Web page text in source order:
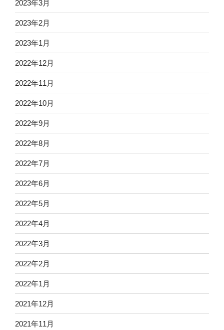
2023年3月
2023年2月
2023年1月
2022年12月
2022年11月
2022年10月
2022年9月
2022年8月
2022年7月
2022年6月
2022年5月
2022年4月
2022年3月
2022年2月
2022年1月
2021年12月
2021年11月